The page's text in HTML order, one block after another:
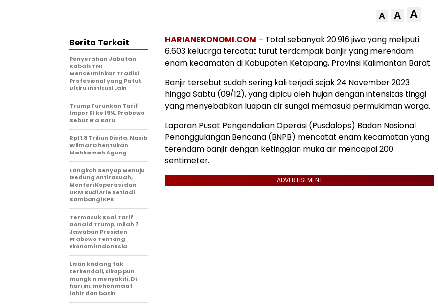
A A A
HARIANEKONOMI.COM – Total sebanyak 20.916 jiwa yang meliputi
6.603 keluarga tercatat turut terdampak banjir yang merendam
enam kecamatan di Kabupaten Ketapang, Provinsi Kalimantan Barat.
Banjir tersebut sudah sering kali terjadi sejak 24 November 2023
hingga Sabtu (09/12), yang dipicu oleh hujan dengan intensitas tinggi
yang menyebabkan luapan air sungai memasuki permukiman warga.
Laporan Pusat Pengendalian Operasi (Pusdalops) Badan Nasional
Penanggulangan Bencana (BNPB) mencatat enam kecamatan yang
terendam banjir dengan ketinggian muka air mencapai 200
sentimeter.
ADVERTISEMENT
Berita Terkait
Penyerahan Jabatan
Kabais TNI
Mencerminkan Tradisi
Profesional yang Patut
Ditiru Institusi Lain
Trump Turunkan Tarif
Impor RI ke 19%, Prabowo
Sebut Era Baru
Rp11,8 Triliun Disita, Nasib
Wilmar Ditentukan
Mahkamah Agung
Langkah Senyap Menuju
Gedung Antirasuah,
Menteri Koperasi dan
UKM Budi Arie Setiadi
Sambangi KPK
Termasuk Soal Tarif
Donald Trump, Inilah 7
Jawaban Presiden
Prabowo Tentang
Ekonomi Indonesia
Lisan kadang tak
terkendali, sikap pun
mungkin menyakiti. Di
hari ini, mohon maaf
lahir dan batin